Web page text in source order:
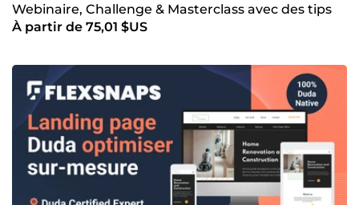
Webinaire, Challenge & Masterclass avec des tips
de relance
À partir de 75,01 $US